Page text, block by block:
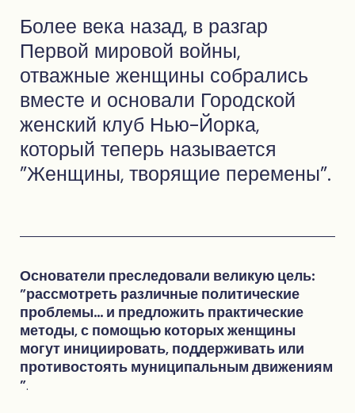
Более века назад, в разгар
Первой мировой войны,
отважные женщины собрались
вместе и основали Городской
женский клуб Нью-Йорка,
который теперь называется
"Женщины, творящие перемены".
Основатели преследовали великую цель:
"рассмотреть различные политические
проблемы... и предложить практические
методы, с помощью которых женщины
могут инициировать, поддерживать или
противостоять муниципальным движениям
".